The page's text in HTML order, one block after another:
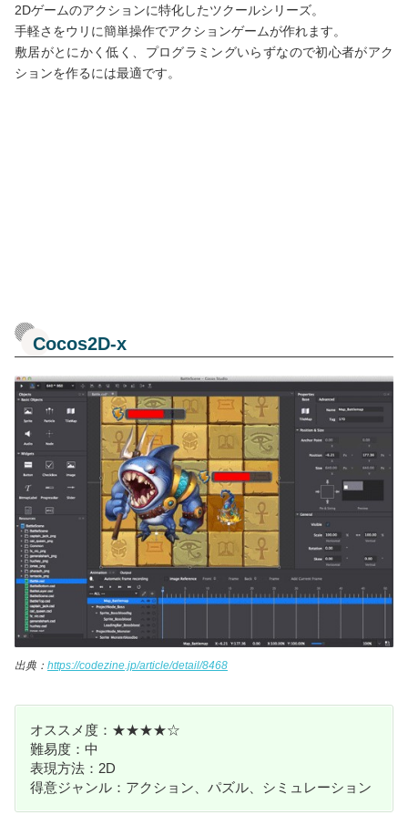
2Dゲームのアクションに特化したツクールシリーズ。
手軽さをウリに簡単操作でアクションゲームが作れます。
敷居がとにかく低く、プログラミングいらずなので初心者がアク
ションを作るには最適です。
Cocos2D-x
出典： https://codezine.jp/article/detail/8468
オススメ度：★★★★☆
難易度：中
表現方法：2D
得意ジャンル：アクション、パズル、シミュレーション